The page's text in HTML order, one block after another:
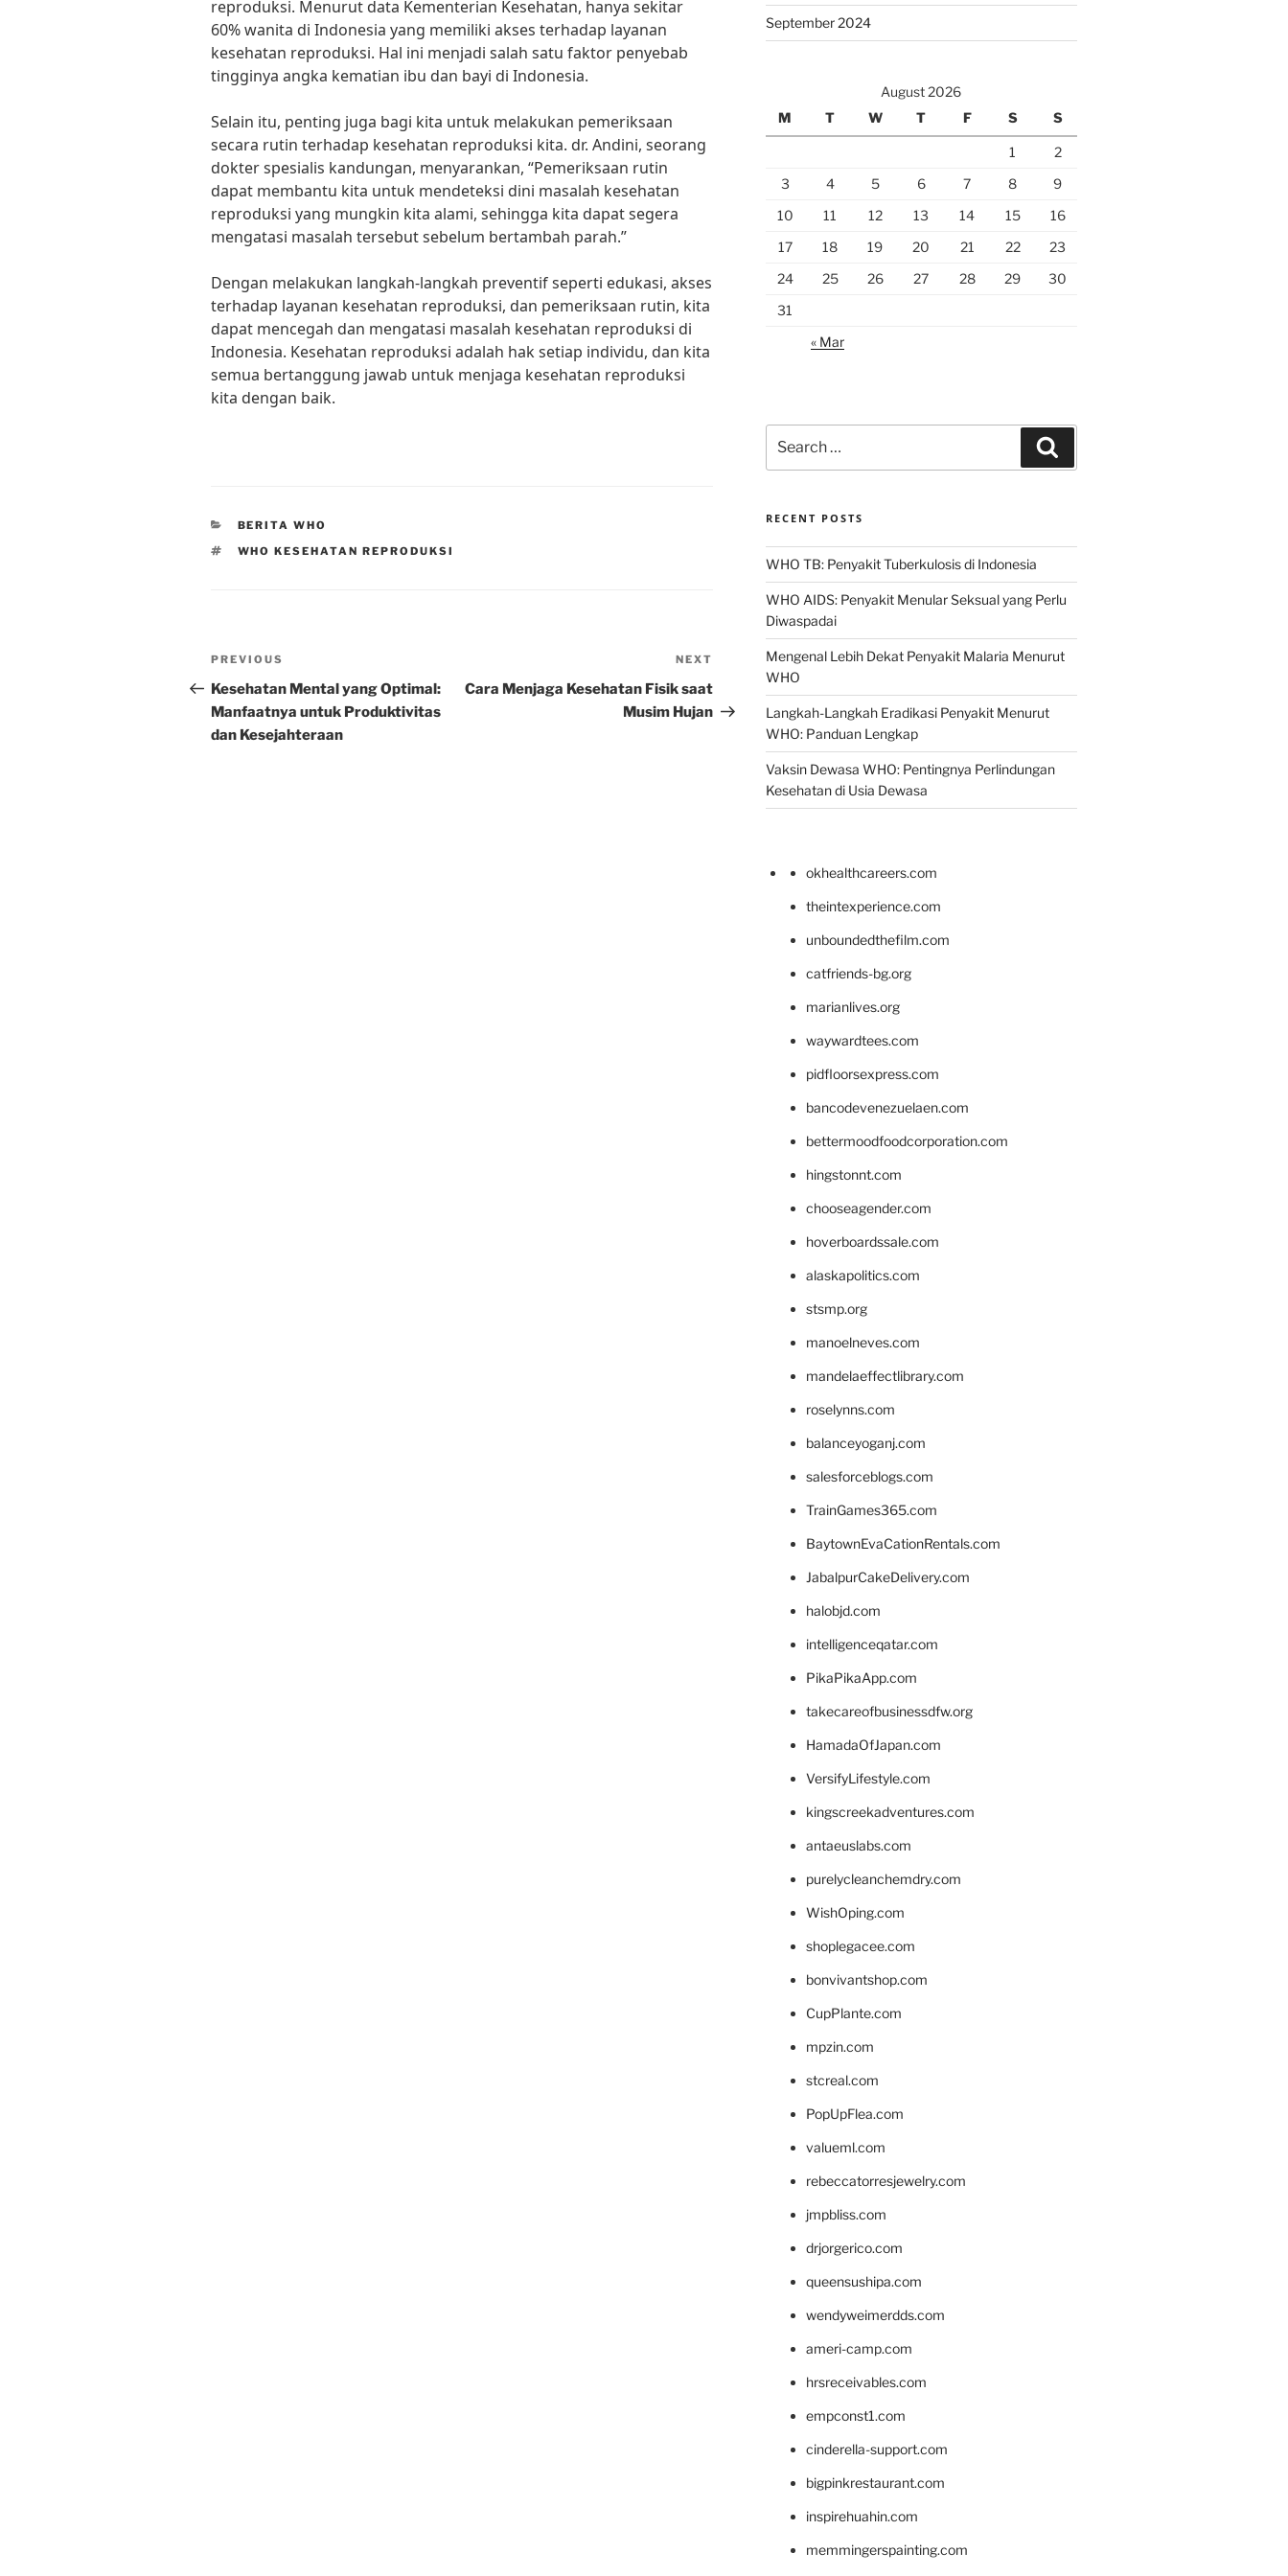
reproduksi. Menurut data Kementerian Kesehatan, hanya sekitar
60% wanita di Indonesia yang memiliki akses terhadap layanan
kesehatan reproduksi. Hal ini menjadi salah satu faktor penyebab
tingginya angka kematian ibu dan bayi di Indonesia.
Selain itu, penting juga bagi kita untuk melakukan pemeriksaan
secara rutin terhadap kesehatan reproduksi kita. dr. Andini, seorang
dokter spesialis kandungan, menyarankan, “Pemeriksaan rutin
dapat membantu kita untuk mendeteksi dini masalah kesehatan
reproduksi yang mungkin kita alami, sehingga kita dapat segera
mengatasi masalah tersebut sebelum bertambah parah.”
Dengan melakukan langkah-langkah preventif seperti edukasi, akses
terhadap layanan kesehatan reproduksi, dan pemeriksaan rutin, kita
dapat mencegah dan mengatasi masalah kesehatan reproduksi di
Indonesia. Kesehatan reproduksi adalah hak setiap individu, dan kita
semua bertanggung jawab untuk menjaga kesehatan reproduksi
kita dengan baik.
CATEGORIES
BERITA WHO
TAGS
WHO KESEHATAN REPRODUKSI
Post
navigation
Previous
Post
PREVIOUS
Kesehatan Mental yang Optimal:
Manfaatnya untuk Produktivitas
dan Kesejahteraan
Post
NEXT
Cara Menjaga Kesehatan Fisik saat
Musim Hujan
September 2024
August 2026
M
T W T F S S
1
2
3
4 5 6 7 8
9
10
11 12 13 14 15
16
17
18 19 20 21 22
23
24
25 26 27 28 29
30
31
« Mar
for:
RECENT POSTS
WHO TB: Penyakit Tuberkulosis di Indonesia
WHO AIDS: Penyakit Menular Seksual yang Perlu
Diwaspadai
Mengenal Lebih Dekat Penyakit Malaria Menurut
WHO
Langkah-Langkah Eradikasi Penyakit Menurut
WHO: Panduan Lengkap
Vaksin Dewasa WHO: Pentingnya Perlindungan
Kesehatan di Usia Dewasa
okhealthcareers.com
theintexperience.com
unboundedthefilm.com
catfriends-bg.org
marianlives.org
waywardtees.com
pidfloorsexpress.com
bancodevenezuelaen.com
bettermoodfoodcorporation.com
hingstonnt.com
chooseagender.com
hoverboardssale.com
alaskapolitics.com
stsmp.org
manoelneves.com
mandelaeffectlibrary.com
roselynns.com
balanceyoganj.com
salesforceblogs.com
TrainGames365.com
BaytownEvaCationRentals.com
JabalpurCakeDelivery.com
halobjd.com
intelligenceqatar.com
PikaPikaApp.com
takecareofbusinessdfw.org
HamadaOfJapan.com
VersifyLifestyle.com
kingscreekadventures.com
antaeuslabs.com
purelycleanchemdry.com
WishOping.com
shoplegacee.com
bonvivantshop.com
CupPlante.com
mpzin.com
stcreal.com
PopUpFlea.com
valueml.com
rebeccatorresjewelry.com
jmpbliss.com
drjorgerico.com
queensushipa.com
wendyweimerdds.com
ameri-camp.com
hrsreceivables.com
empconst1.com
cinderella-support.com
bigpinkrestaurant.com
inspirehuahin.com
memmingerspainting.com